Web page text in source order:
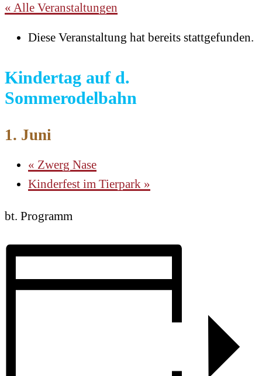
« Alle Veranstaltungen
Diese Veranstaltung hat bereits stattgefunden.
Kindertag auf d.
Sommerodelbahn
1. Juni
« Zwerg Nase
Kinderfest im Tierpark »
bt. Programm